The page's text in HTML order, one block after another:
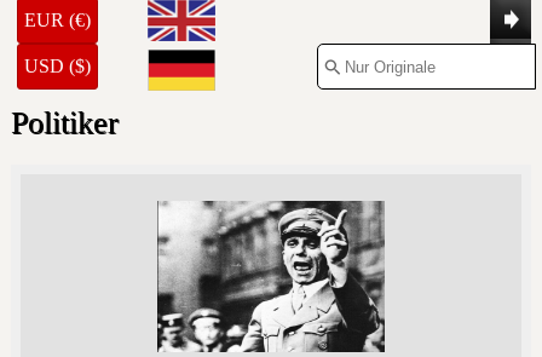
EUR (€)
USD ($)
Politiker